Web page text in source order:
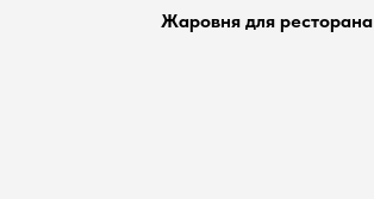
Жаровня для ресторана